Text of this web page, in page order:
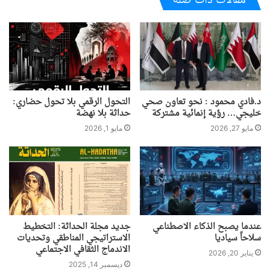
د.فادي محمود : نحو تعاون صحي
خليجي… رؤية إنمائية مشتركة
مايو 27, 2026
التحول الرقمي بلا تحول حضاري:
حداثة بلا نهضة
مايو 1, 2026
عندما يصبح الذكاء الاصطناعي
سلاحاً سياديا
يناير 20, 2026
جديد مجلة الحداثة: التخطيط
الاستراتيجي المناطقي وتحديات
الاندماج الثقافي الاجتماعي
ديسمبر 14, 2025